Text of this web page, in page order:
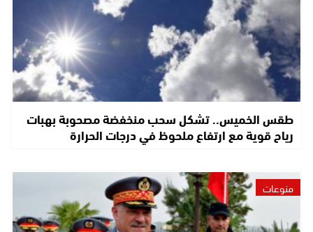
طقس الخميس.. تشكل سحب منخفضة مصحوبة بهبات
رياح قوية مع ارتفاع ملحوظ في درجات الحرارة
منوعات